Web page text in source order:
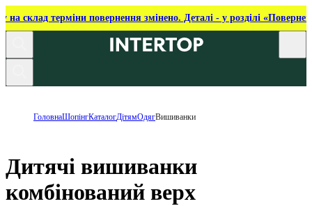
на склад терміни повернення змінено. Деталі - у розділі
ГоловнаШопінгКаталогДітямОдягВишиванки
Дитячі вишиванки
комбінований верх